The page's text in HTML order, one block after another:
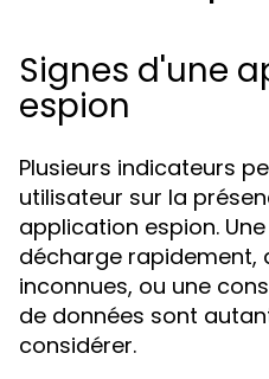
Signes d'une
espion
Plusieurs indicateurs
utilisateur sur la
application espion.
décharge rapidement,
inconnues, ou une
de données sont
considérer.